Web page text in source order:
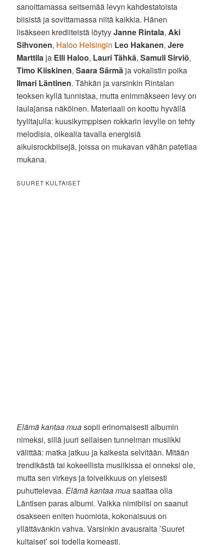
sanoittamassa seitsemää levyn kahdestatoista
biisistä ja sovittamassa niitä kaikkia. Hänen
lisäkseen krediiteistä löytyyJanne Rintala, Aki
Sihvonen, Haloo Helsingin Leo Hakanen,Jere
Marttila ja Elli Haloo, Lauri Tähkä,Samuli Sirviö,
Timo Kiiskinen,Saara Särmä ja vokalistin poika
Ilmari Läntinen. Tähkän ja varsinkin Rintalan
teoksen kyllä tunnistaa, mutta enimmäkseen levy on
laulajansa näköinen. Materiaali on koottu hyvällä
tyylitajulla: kuusikymppisen rokkarin levylle on tehty
melodisia, oikealla tavalla energisiä
aikuisrockbiisejä, joissa on mukavan vähän patetiaa
mukana.
SUURET KULTAISET
Elämä kantaa muasopii erinomaisesti albumin
nimeksi, sillä juuri sellaisen tunnelman musiikki
välittää: matka jatkuu ja kaikesta selvitään. Mitään
trendikästä tai kokeellista musiikissa ei onneksi ole,
mutta sen virkeys ja toiveikkuus on yleisesti
puhuttelevaa. Elämä kantaa muasaattaa olla
Läntisen paras albumi. Vaikka nimibiisi on saanut
osakseen eniten huomiota, kokonaisuus on
yllättävänkin vahva. Varsinkin avausraita ’Suuret
kultaiset’ soi todella komeasti.